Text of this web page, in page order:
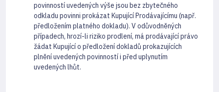
povinností uvedených výše jsou bez zbytečného
odkladu povinni prokázat Kupující Prodávajícímu (např.
předložením platného dokladu). V odůvodněných
případech, hrozí-li riziko prodlení, má prodávající právo
žádat Kupující o předložení dokladů prokazujících
plnění uvedených povinností i před uplynutím
uvedených lhůt.